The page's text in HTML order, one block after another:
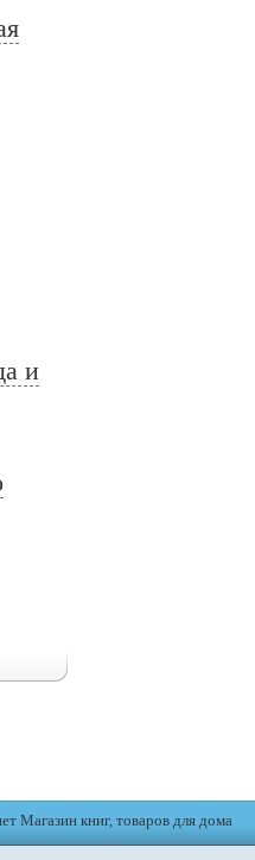
и
Магазин книг, товаров для дома